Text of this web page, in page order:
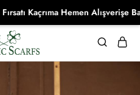
Kaçrıma Hemen Alışverişe Başla!